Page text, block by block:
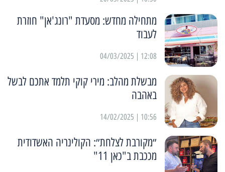
מתחילה מחדש: מסעדת "רונג'אן" חוזרת
לעבוד
12:08 | 04/03/2025
מבשלת מהלב: מירי קוקי תלמד אתכם לבשל
באהבה
10:56 | 14/02/2025
״מקורבת לצלחת״: הקולינריה האשדודית
מככבת ב"כאן 11"